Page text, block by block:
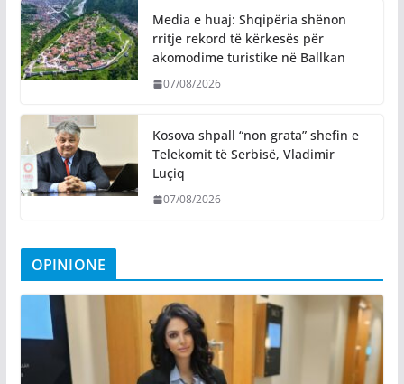
Media e huaj: Shqipëria shënon
rritje rekord të kërkesës për
akomodime turistike në Ballkan
07/08/2026
Kosova shpall “non grata” shefin e
Telekomit të Serbisë, Vladimir
Luçiq
07/08/2026
OPINIONE